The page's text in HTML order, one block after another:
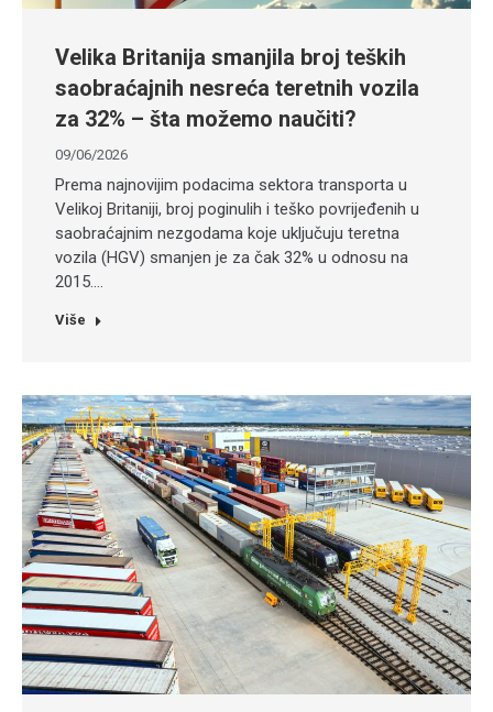
Velika Britanija smanjila broj teških
saobraćajnih nesreća teretnih vozila
za 32% – šta možemo naučiti?
09/06/2026
Prema najnovijim podacima sektora transporta u
Velikoj Britaniji, broj poginulih i teško povrijeđenih u
saobraćajnim nezgodama koje uključuju teretna
vozila (HGV) smanjen je za čak 32% u odnosu na
2015.…
Više